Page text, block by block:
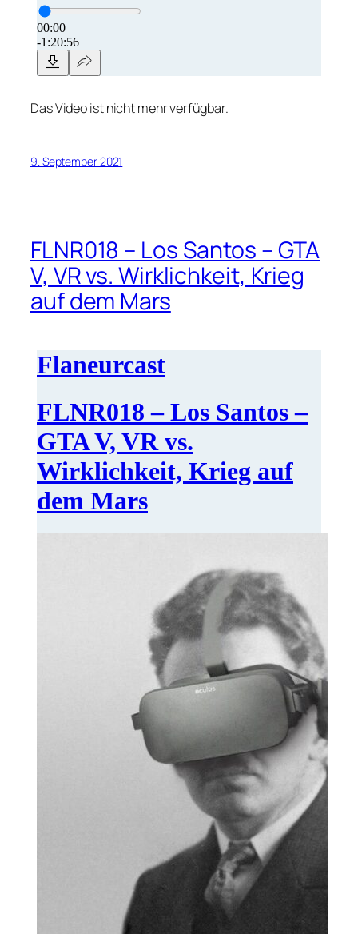
Das Video ist nicht mehr verfügbar.
9. September 2021
FLNR018 – Los Santos – GTA
V, VR vs. Wirklichkeit, Krieg
auf dem Mars